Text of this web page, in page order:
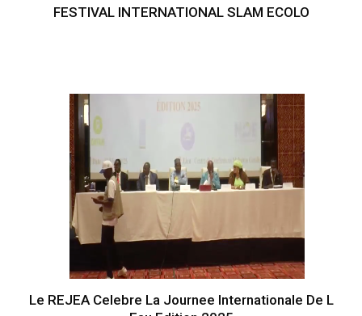
FESTIVAL INTERNATIONAL SLAM ECOLO
Le REJEA Celebre La Journee Internationale De L